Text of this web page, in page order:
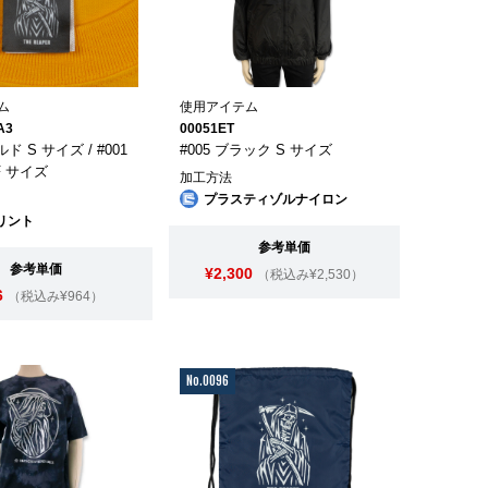
ド S サイズ / #001
サイズ
ント
参考単価
（税込み¥964）
使用アイテム
00051ET
#005 ブラック S サイズ
加工方法
プラスティゾルナイロン
参考単価
¥2,300 （税込み¥2,530）
No.0096